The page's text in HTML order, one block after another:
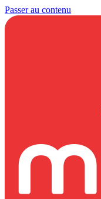
Passer au contenu